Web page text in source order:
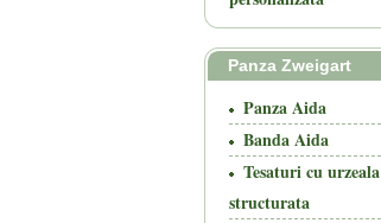
Panza Zweigart
Panza Aida
Banda Aida
Tesaturi cu urzeala
structurata